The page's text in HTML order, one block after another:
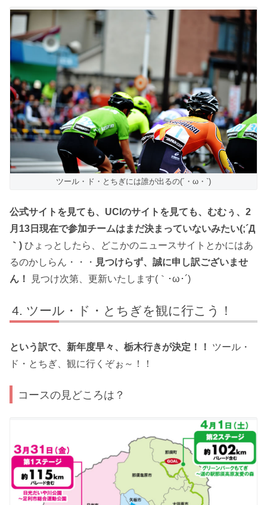
ツール・ド・とちぎには誰が出るの(´・ω・`)
公式サイトを見ても、UCIのサイトを見ても、むむぅ、2
月13日現在で参加チームはまだ決まっていないみたい(;´Д
｀) ひょっとしたら、どこかのニュースサイトとかにはあ
るのかしらん・・・ 見つけらず、誠に申し訳ございませ
ん！
見つけ次第、更新いたします(｀･ω･´)ゞ
ツール・ド・とちぎを観に行こう！
という訳で、新年度早々、栃木行きが決定！！
ツール・
ド・とちぎ、観に行くぞぉ～！！
コースの見どころは？